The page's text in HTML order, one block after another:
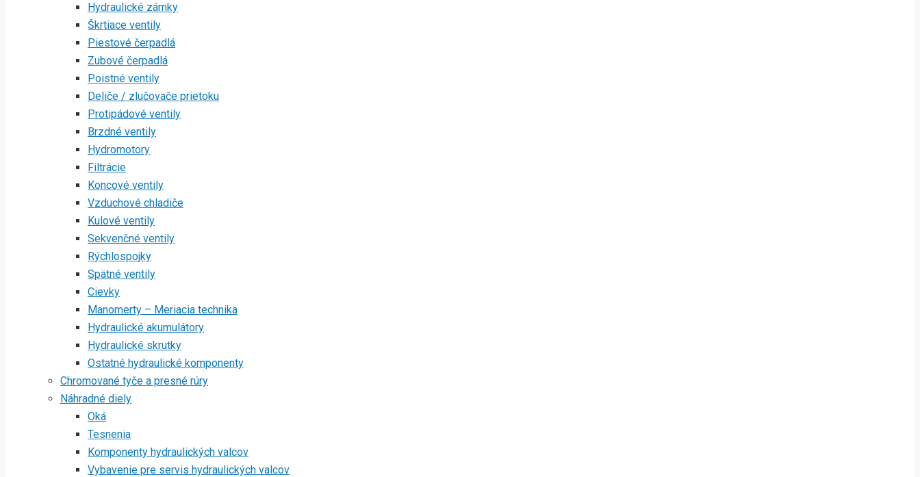
Hydraulické zámky
Škrtiace ventily
Piestové čerpadlá
Zubové čerpadlá
Poistné ventily
Deliče / zlučovače prietoku
Protipádové ventily
Brzdné ventily
Hydromotory
Filtrácie
Koncové ventily
Vzduchové chladiče
Kulové ventily
Sekvenčné ventily
Rýchlospojky
Spätné ventily
Cievky
Manomerty – Meriacia technika
Hydraulické akumulátory
Hydraulické skrutky
Ostatné hydraulické komponenty
Chromované tyče a presné rúry
Náhradné diely
Oká
Tesnenia
Komponenty hydraulických valcov
Vybavenie pre servis hydraulických valcov